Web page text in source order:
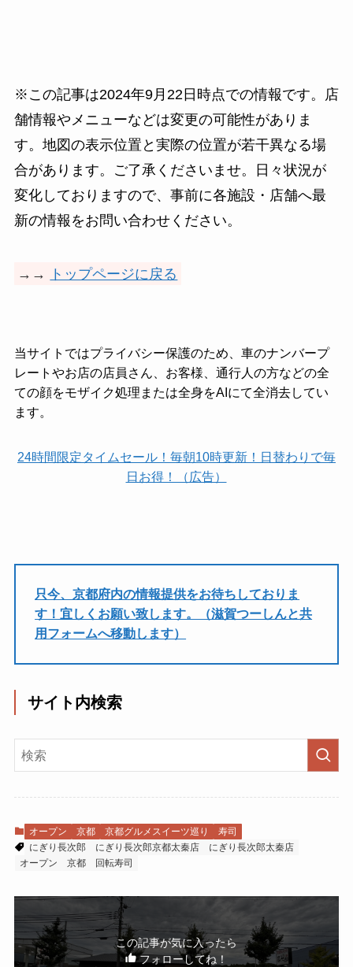
※この記事は2024年9月22日時点での情報です。店
舗情報やメニューなどは変更の可能性がありま
す。地図の表示位置と実際の位置が若干異なる場
合があります。ご了承くださいませ。日々状況が
変化しておりますので、事前に各施設・店舗へ最
新の情報をお問い合わせください。
→→ トップページに戻る
当サイトではプライバシー保護のため、車のナンバープ
レートやお店の店員さん、お客様、通行人の方などの全
ての顔をモザイク処理または全身をAIにて全消去してい
ます。
24時間限定タイムセール！毎朝10時更新！日替わりで毎
日お得！（広告）
只今、京都府内の情報提供をお待ちしておりま
す！宜しくお願い致します。（滋賀つーしんと共
用フォームへ移動します）
サイト内検索
オープン 京都 京都グルメスイーツ巡り
寿司
にぎり長次郎
にぎり長次郎京都太秦店
にぎり長次郎太秦店
オープン
京都 回転寿司
この記事が気に入ったら
フォローしてね！